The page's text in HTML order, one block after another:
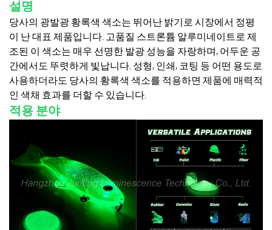
설명
당사의 광발광 황록색 색소는 뛰어난 밝기로 시장에서 정평
이 난 대표 제품입니다. 고품질 스트론튬 알루미네이트로 제
조된 이 색소는 매우 선명한 발광 성능을 자랑하며, 어두운 공
간에서도 뚜렷하게 빛납니다. 성형, 인쇄, 코팅 등 어떤 용도로
사용하더라도 당사의 황록색 색소를 적용하면 제품에 매력적
인 색채 효과를 더할 수 있습니다.
적용 분야